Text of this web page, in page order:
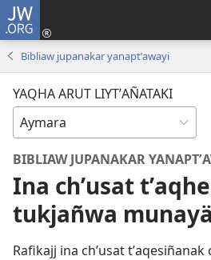
JW.ORG
Bibliaw jupanakar yanaptʼawayi
YAQHA ARUT LIYTʼAÑATAKI
BIBLIAW JUPANAKAR
Ina chʼusat
tukjañwa
Rafikajj ina chʼusat